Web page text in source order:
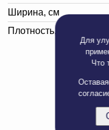
Для
Что
Ширина, см
Плотность, г/м²